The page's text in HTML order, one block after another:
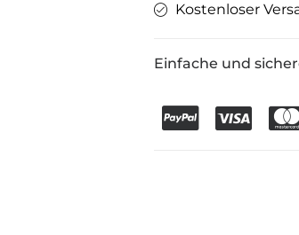
Kostenloser
Einfache und